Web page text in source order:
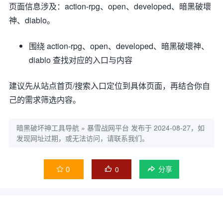
页面信息涉及：action-rpg、open、developed、暗黑破壞
神、diablo。
围绕 action-rpg、open、developed、暗黑破壞神、
diablo 查找对应的入口与内容
建议先从站点首页/搜索入口定位到具体页面，再结合你自
己的需求筛选内容。
暗黑破坏神工具导航 » 暴雪战网平台 发布于 2024-08-27，如
发现网址过期，或无法访问，请联系我们。
 0  0 分享